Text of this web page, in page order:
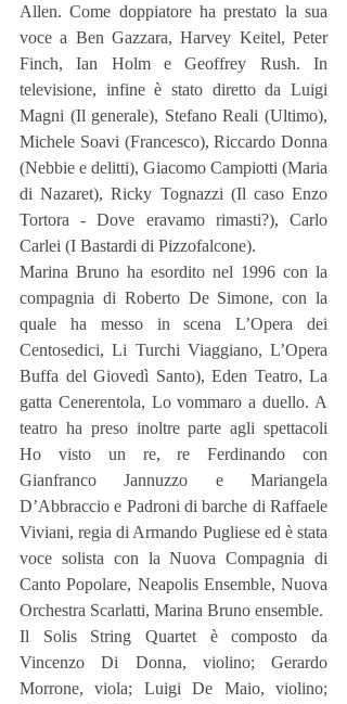
Allen. Come doppiatore ha prestato la sua
voce a Ben Gazzara, Harvey Keitel, Peter
Finch, Ian Holm e Geoffrey Rush. In
televisione, infine è stato diretto da Luigi
Magni (Il generale), Stefano Reali (Ultimo),
Michele Soavi (Francesco), Riccardo Donna
(Nebbie e delitti), Giacomo Campiotti (Maria
di Nazaret), Ricky Tognazzi (Il caso Enzo
Tortora - Dove eravamo rimasti?), Carlo
Carlei (I Bastardi di Pizzofalcone).
Marina Bruno ha esordito nel 1996 con la
compagnia di Roberto De Simone, con la
quale ha messo in scena L’Opera dei
Centosedici, Li Turchi Viaggiano, L’Opera
Buffa del Giovedì Santo), Eden Teatro, La
gatta Cenerentola, Lo vommaro a duello. A
teatro ha preso inoltre parte agli spettacoli
Ho visto un re, re Ferdinando con
Gianfranco Jannuzzo e Mariangela
D’Abbraccio e Padroni di barche di Raffaele
Viviani, regia di Armando Pugliese ed è stata
voce solista con la Nuova Compagnia di
Canto Popolare, Neapolis Ensemble, Nuova
Orchestra Scarlatti, Marina Bruno ensemble.
Il Solis String Quartet è composto da
Vincenzo Di Donna, violino; Gerardo
Morrone, viola; Luigi De Maio, violino;